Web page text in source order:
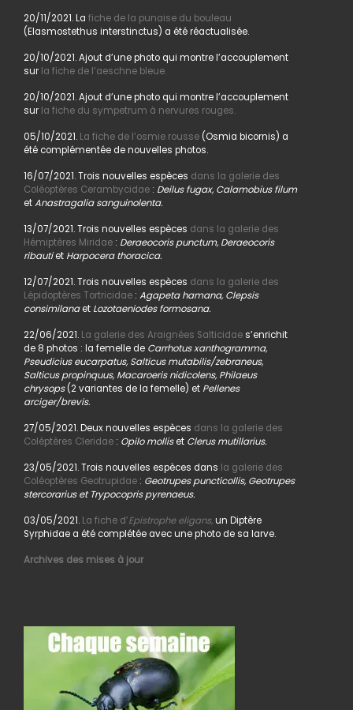
20/11/2021. La fiche de la punaise du bouleau
(Elasmostethus interstinctus) a été réactualisée.
20/10/2021. Ajout d’une photo qui montre l’accouplement
sur la fiche de l’aeschne bleue.
20/10/2021. Ajout d’une photo qui montre l’accouplement
sur la fiche du sympetrum à nervures rouges.
05/10/2021. La fiche de l’osmie rousse(Osmia bicornis) a
été complémentée de nouvelles photos.
16/07/2021. Trois nouvelles espèces dans la galerie des
Coléoptères Cerambycidae: Deilus fugax, Calamobius filum
etAnastragalia sanguinolenta.
13/07/2021. Trois nouvelles espèces dans la galerie des
Hémiptères Miridae: Deraeocoris punctum, Deraeocoris
ribautiet Harpocera thoracica.
12/07/2021. Trois nouvelles espèces dans la galerie des
Lépidoptères Tortricidae: Agapeta hamana, Clepsis
consimilanaet Lozotaeniodes formosana.
22/06/2021. La galerie des Araignées Salticidaes’enrichit
de 8 photos : la femelle de Carrhotus xanthogramma,
Pseudicius eucarpatus, Salticus mutabilis/zebraneus,
Salticus propinquus, Macaroeris nidicolens, Philaeus
chrysops(2 variantes de la femelle) et Pellenes
arciger/brevis.
27/05/2021. Deux nouvelles espèces dans la galerie des
Coléptères Cleridae: Opilo molliset Clerus mutillarius.
23/05/2021. Trois nouvelles espèces dans la galerie des
Coléoptères Geotrupidae: Geotrupes puncticollis, Geotrupes
stercorarius et Trypocopris pyrenaeus.
03/05/2021. La fiche d’Epistrophe eligans,un Diptère
Syrphidae a été complétée avec une photo de sa larve.
Archives des mises à jour